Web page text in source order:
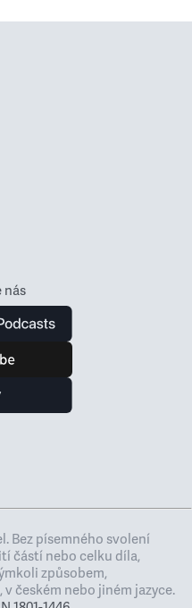
nás
Bez písemného svolení
částí nebo celku díla,
způsobem,
českém nebo jiném jazyce.